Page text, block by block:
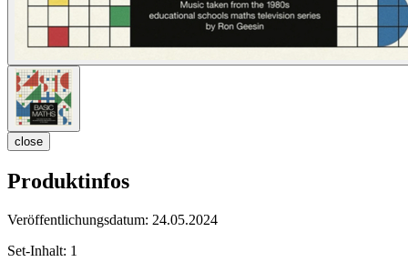
close
Produktinfos
Veröffentlichungsdatum: 24.05.2024
Set-Inhalt: 1